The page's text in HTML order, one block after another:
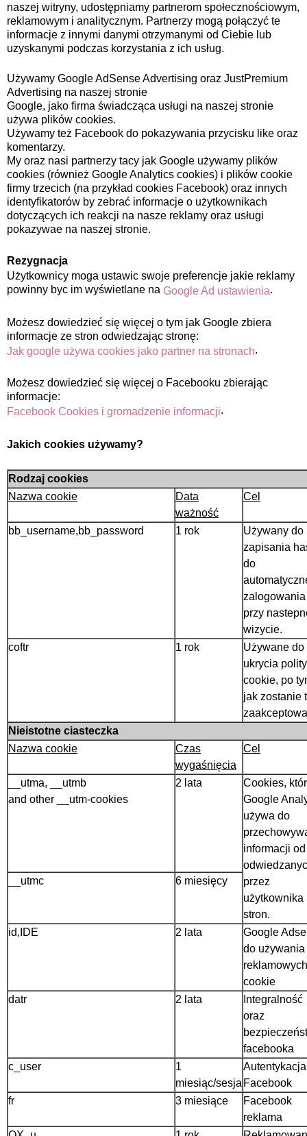
naszej witryny, udostępniamy partnerom społecznościowym,
reklamowym i analitycznym. Partnerzy mogą połączyć te
informacje z innymi danymi otrzymanymi od Ciebie lub
uzyskanymi podczas korzystania z ich usług.
Używamy Google AdSense Advertising oraz JustPremium
Advertising na naszej stronie
Google, jako firma świadcząca usługi na naszej stronie
używa plików cookies.
Używamy też Facebook do pokazywania przycisku like oraz
komentarzy.
My oraz nasi partnerzy tacy jak Google używamy plików
cookies (również Google Analytics cookies) i plików cookie
firmy trzecich (na przykład cookies Facebook) oraz innych
identyfikatorów by zebrać informacje o użytkownikach
dotyczących ich reakcji na nasze reklamy oraz usługi
pokazywae na naszej stronie.
Rezygnacja
Użytkownicy moga ustawic swoje preferencje jakie reklamy
powinny byc im wyświetlane na Google Ad ustawienia.
Możesz dowiedzieć się więcej o tym jak Google zbiera
informacje ze stron odwiedzając stronę:
Jak google używa cookies jako partner na stronach.
Możesz dowiedzieć się więcej o Facebooku zbierając
informacje:
Facebook Cookies i gromadzenie informacji.
Jakich cookies używamy?
Rodzaj cookies
Nazwa cookie
Data
ważność
Cel
bb_username,bb_password 1 rok
Używany do
zapisania
do
zalogowania
przy
wizycie.
coftr
1 rok
Używane do
ukrycia
cookie, po
jak zostanie
Nieistotne ciasteczka
Nazwa cookie
Czas
wygaśnięcia
Cel
__utma, __utmb
and other __utm-cookies
2 lata
Cookies,
Google
używa do
informacji od
przez
użytkownika
stron.
__utmc 6 miesięcy
id,IDE 2 lata
Google
do używania
reklamowych
cookie
datr
2 lata
Integralność
oraz
facebooka
c_user
1
miesiąc/sesja
Autentykacja
Facebook
fr
3 miesiące
Facebook
reklama